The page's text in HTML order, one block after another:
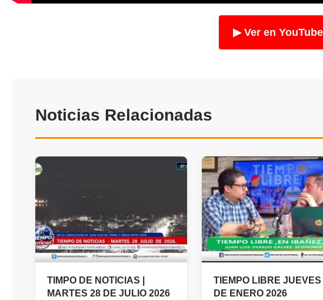
▶ Ver en YouTube
Noticias Relacionadas
TIMPO DE NOTICIAS |
MARTES 28 DE JULIO 2026
TIEMPO LIBRE JUEVES
DE ENERO 2026